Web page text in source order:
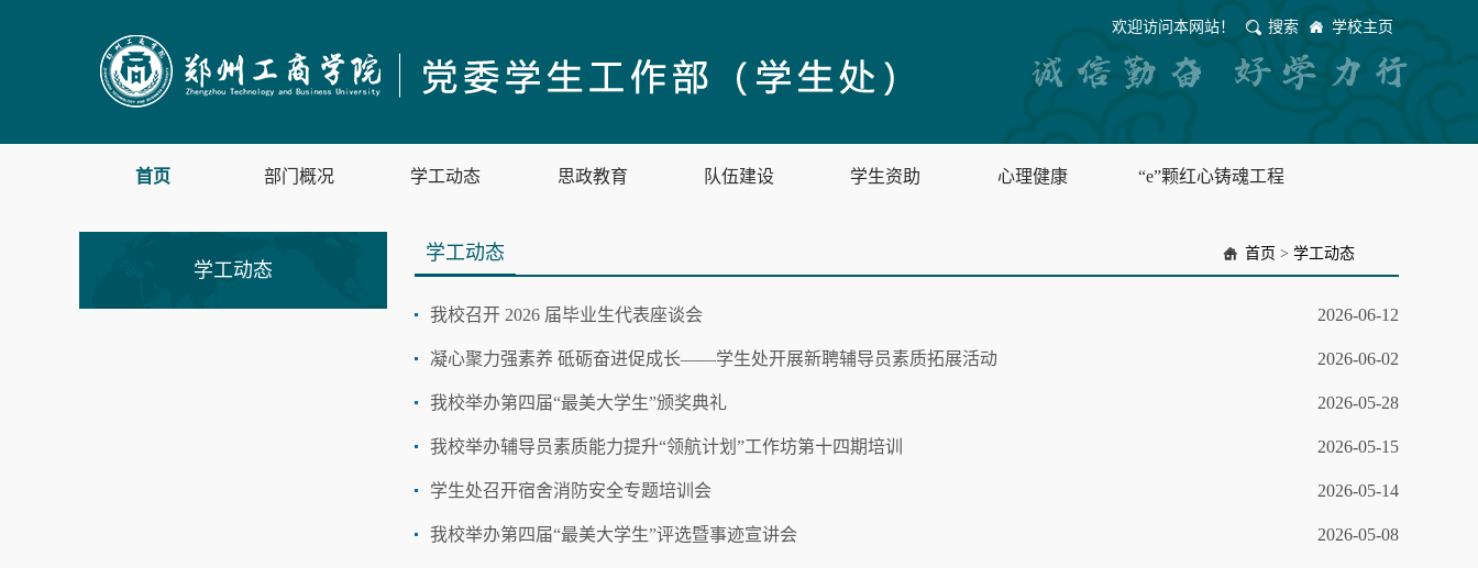
欢迎访问本网站！ 搜索 学校主页
首页 部门概况 学工动态 思政教育 队伍建设 学生资助 心理健康 “e”颗红心铸魂工程
学工动态
学工动态 首页 > 学工动态
我校召开 2026 届毕业生代表座谈会 2026-06-12
凝心聚力强素养 砥砺奋进促成长——学生处开展新聘辅导员素质拓展活动 2026-06-02
我校举办第四届“最美大学生”颁奖典礼 2026-05-28
我校举办辅导员素质能力提升“领航计划”工作坊第十四期培训 2026-05-15
学生处召开宿舍消防安全专题培训会 2026-05-14
我校举办第四届“最美大学生”评选暨事迹宣讲会 2026-05-08